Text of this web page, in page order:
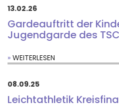
13.02.26
Gardeauftritt der
Jugendgarde des
WEITERLESEN
08.09.25
Leichtathletik